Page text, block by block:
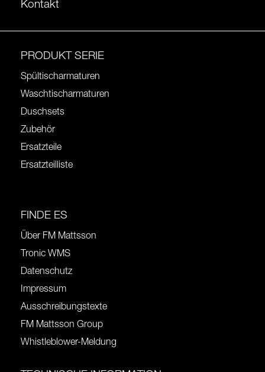
Kontakt
PRODUKT SERIE
Spültischarmaturen
Waschtischarmaturen
Duschsets
Zubehör
Ersatzteile
Ersatzteilliste
FINDE ES
Über FM Mattsson
Tronic WMS
Datenschutz
Impressum
Ausschreibungstexte
FM Mattsson Group
Whistleblower-Meldung